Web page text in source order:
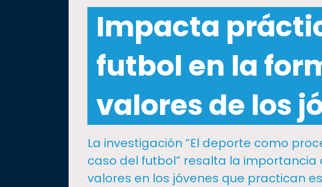
Internacionalización
Impacta
futbol en la
valores de los
La investigación “El deporte como
caso del futbol” resalta la importancia
valores en los jóvenes que practican